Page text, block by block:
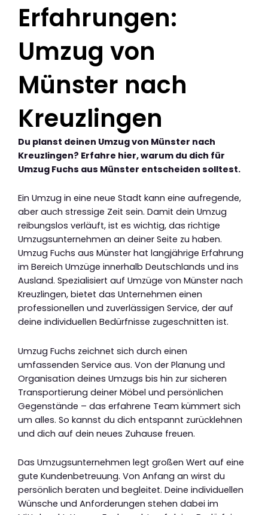
Erfahrungen:
Umzug von
Münster nach
Kreuzlingen
Du planst deinen Umzug von Münster nach
Kreuzlingen? Erfahre hier, warum du dich für
Umzug Fuchs aus Münster entscheiden solltest.
Ein Umzug in eine neue Stadt kann eine aufregende,
aber auch stressige Zeit sein. Damit dein Umzug
reibungslos verläuft, ist es wichtig, das richtige
Umzugsunternehmen an deiner Seite zu haben.
Umzug Fuchs aus Münster hat langjährige Erfahrung
im Bereich Umzüge innerhalb Deutschlands und ins
Ausland. Spezialisiert auf Umzüge von Münster nach
Kreuzlingen, bietet das Unternehmen einen
professionellen und zuverlässigen Service, der auf
deine individuellen Bedürfnisse zugeschnitten ist.
Umzug Fuchs zeichnet sich durch einen
umfassenden Service aus. Von der Planung und
Organisation deines Umzugs bis hin zur sicheren
Transportierung deiner Möbel und persönlichen
Gegenstände – das erfahrene Team kümmert sich
um alles. So kannst du dich entspannt zurücklehnen
und dich auf dein neues Zuhause freuen.
Das Umzugsunternehmen legt großen Wert auf eine
gute Kundenbetreuung. Von Anfang an wirst du
persönlich beraten und begleitet. Deine individuellen
Wünsche und Anforderungen stehen dabei im